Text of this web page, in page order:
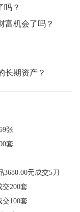
吗？
富机会了吗？
长期资产？
货成交创...
15套
组
张
元成交5刀
200套
交100套
2张